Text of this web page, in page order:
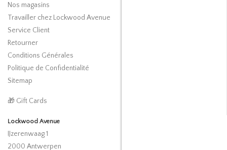
Nos magasins
Travailler chez Lockwood Avenue
Service Client
Retourner
Conditions Générales
Politique de Confidentialité
Sitemap
🎁 Gift Cards
Lockwood Avenue
IJzerenwaag 1
2000 Antwerpen